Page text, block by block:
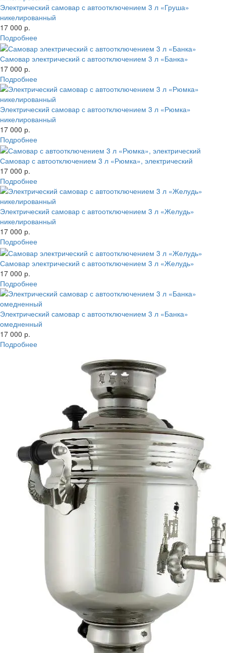
Электрический самовар с автоотключением 3 л «Груша»
никелированный
17 000 р.
Подробнее
Самовар электрический с автоотключением 3 л «Банка»
17 000 р.
Подробнее
Электрический самовар с автоотключением 3 л «Рюмка»
никелированный
17 000 р.
Подробнее
Самовар с автоотключением 3 л «Рюмка», электрический
17 000 р.
Подробнее
Электрический самовар с автоотключением 3 л «Желудь»
никелированный
17 000 р.
Подробнее
Самовар электрический с автоотключением 3 л «Желудь»
17 000 р.
Подробнее
Электрический самовар с автоотключением 3 л «Банка»
омедненный
17 000 р.
Подробнее